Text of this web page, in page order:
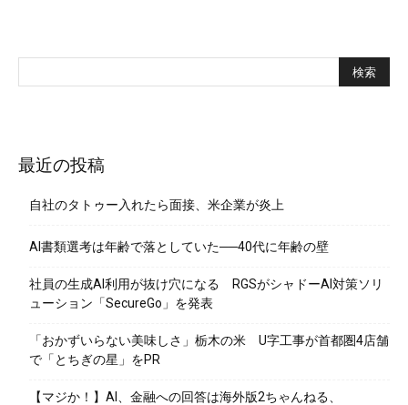
最近の投稿
自社のタトゥー入れたら面接、米企業が炎上
AI書類選考は年齢で落としていた──40代に年齢の壁
社員の生成AI利用が抜け穴になる RGSがシャドーAI対策ソリ
ューション「SecureGo」を発表
「おかずいらない美味しさ」栃木の米 U字工事が首都圏4店舗
で「とちぎの星」をPR
【マジか！】AI、金融への回答は海外版2ちゃんねる、